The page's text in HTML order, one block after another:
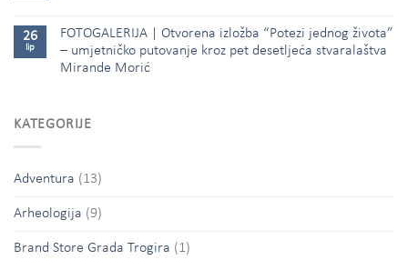
26
lip
FOTOGALERIJA | Otvorena izložba “Potezi jednog života”
– umjetničko putovanje kroz pet desetljeća stvaralaštva
Mirande Morić
KATEGORIJE
Adventura (13)
Arheologija (9)
Brand Store Grada Trogira (1)